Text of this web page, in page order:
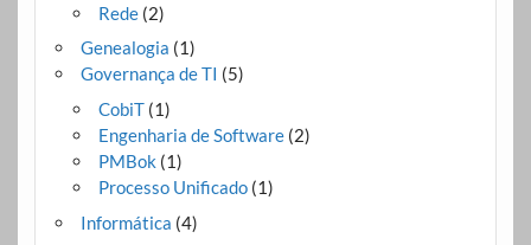
Rede(2)
Genealogia (1)
Governança de TI (5)
CobiT(1)
Engenharia de Software(2)
PMBok (1)
Processo Unificado(1)
Informática (4)